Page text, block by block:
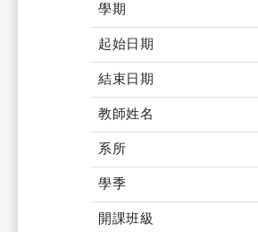
學期
起始日期
結束日期
教師姓名
系所
學季
開課班級